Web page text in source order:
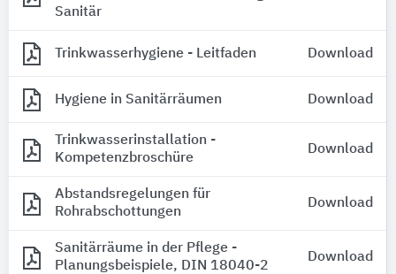
Sanitär
Trinkwasserhygiene - Leitfaden Download
Hygiene in Sanitärräumen Download
Trinkwasserinstallation -
Kompetenzbroschüre
Download
Abstandsregelungen für
Rohrabschottungen
Download
Sanitärräume in der Pflege -
Planungsbeispiele, DIN 18040-2
Download